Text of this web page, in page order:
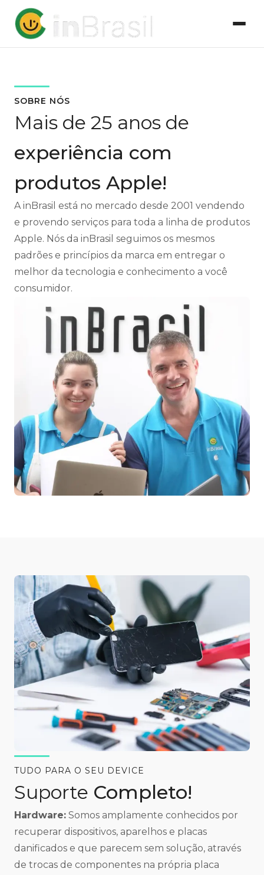
SOBRE NÓS
Mais de 25 anos de
experiência com
produtos Apple!
A inBrasil está no mercado desde 2001 vendendo
e provendo serviços para toda a linha de produtos
Apple. Nós da inBrasil seguimos os mesmos
padrões e princípios da marca em entregar o
melhor da tecnologia e conhecimento a você
consumidor.
TUDO PARA O SEU DEVICE
Suporte Completo!
Hardware: Somos amplamente conhecidos por
recuperar dispositivos, aparelhos e placas
danificados e que parecem sem solução, através
de trocas de componentes na própria placa